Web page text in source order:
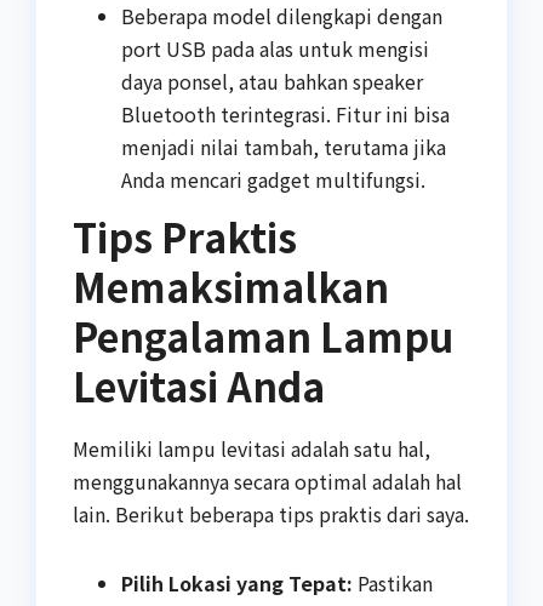
Beberapa model dilengkapi dengan
port USB pada alas untuk mengisi
daya ponsel, atau bahkan speaker
Bluetooth terintegrasi. Fitur ini bisa
menjadi nilai tambah, terutama jika
Anda mencari gadget multifungsi.
Tips Praktis
Memaksimalkan
Pengalaman Lampu
Levitasi Anda
Memiliki lampu levitasi adalah satu hal,
menggunakannya secara optimal adalah hal
lain. Berikut beberapa tips praktis dari saya.
Pilih Lokasi yang Tepat: Pastikan